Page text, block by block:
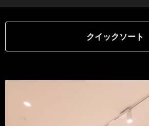
クイックソート